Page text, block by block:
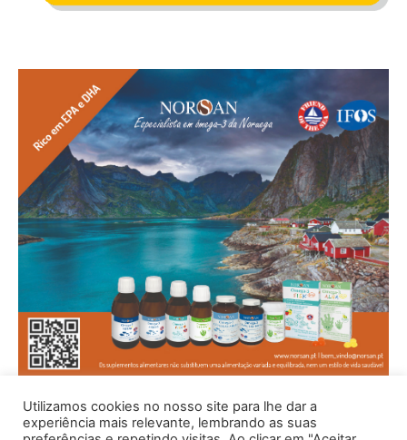
Utilizamos cookies no nosso site para lhe dar a
experiência mais relevante, lembrando as suas